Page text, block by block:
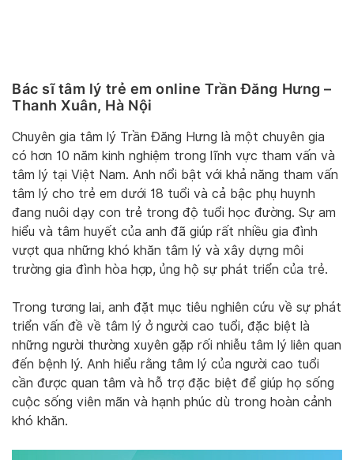
Bác sĩ tâm lý trẻ em online Trần Đăng Hưng –
Thanh Xuân, Hà Nội
Chuyên gia tâm lý Trần Đăng Hưng là một chuyên gia
có hơn 10 năm kinh nghiệm trong lĩnh vực tham vấn và
tâm lý tại Việt Nam. Anh nổi bật với khả năng tham vấn
tâm lý cho trẻ em dưới 18 tuổi và cả bậc phụ huynh
đang nuôi dạy con trẻ trong độ tuổi học đường. Sự am
hiểu và tâm huyết của anh đã giúp rất nhiều gia đình
vượt qua những khó khăn tâm lý và xây dựng môi
trường gia đình hòa hợp, ủng hộ sự phát triển của trẻ.
Trong tương lai, anh đặt mục tiêu nghiên cứu về sự phát
triển vấn đề về tâm lý ở người cao tuổi, đặc biệt là
những người thường xuyên gặp rối nhiễu tâm lý liên quan
đến bệnh lý. Anh hiểu rằng tâm lý của người cao tuổi
cần được quan tâm và hỗ trợ đặc biệt để giúp họ sống
cuộc sống viên mãn và hạnh phúc dù trong hoàn cảnh
khó khăn.